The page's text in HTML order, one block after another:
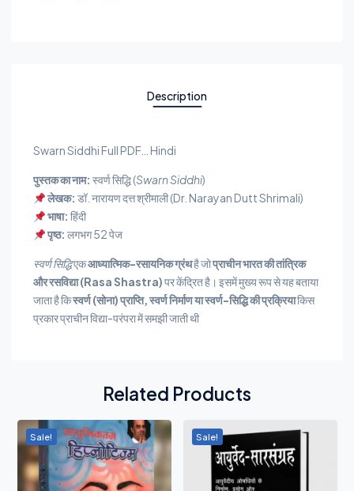
Description
Swarn Siddhi Full PDF… Hindi
पुस्तक का नाम: स्वर्ण सिद्धि (Swarn Siddhi)
लेखक: डॉ. नारायण दत्त श्रीमाली (Dr. Narayan Dutt Shrimali)
भाषा: हिंदी
पृष्ठ: लगभग 52 पेज
स्वर्ण सिद्धिएकआध्यात्मिक-रसायनिक ग्रंथहै जोप्राचीन भारत की तांत्रिक
और रसविद्या (Rasa Shastra)पर केंद्रित है। इसमें मुख्य रूप से यह बताया
जाता है किस्वर्ण (सोना) प्राप्ति, स्वर्ण निर्माण या स्वर्ण-सिद्धि की प्रक्रियाकिस
प्रकार प्राचीन विद्या-परंपरा में समझी जाती थी
Related Products
Sale! Sale!